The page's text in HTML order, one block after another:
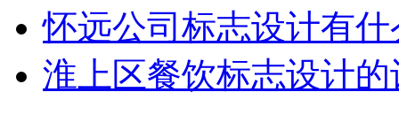
怀远公司标志设计有
淮上区餐饮标志设计